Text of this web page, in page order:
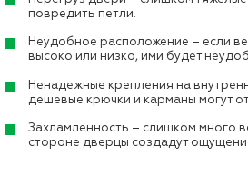
повредить петли.
Неудобное расположение – если
высоко или низко, ими будет
Ненадежные крепления на
дешевые крючки и карманы могут
Захламленность – слишком много
стороне дверцы создадут